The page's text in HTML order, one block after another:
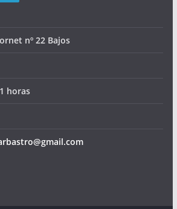
nº 22 Bajos
horas